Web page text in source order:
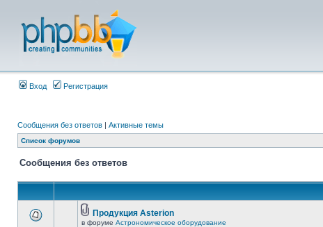
Вход Регистрация
Сообщения без ответов | Активные темы
Список форумов
Сообщения без ответов
Продукция Asterion
в форуме Астрономическое оборудование